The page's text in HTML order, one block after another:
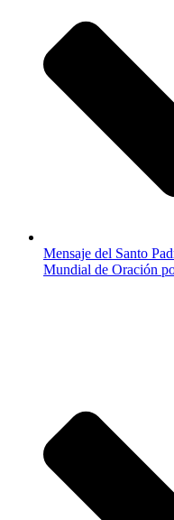
Mensaje del Santo
Mundial de Oración